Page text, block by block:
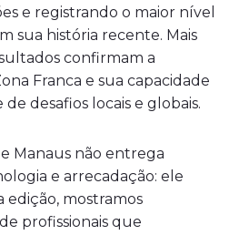
e registrando o maior nível
sua história recente. Mais
confirmam a
Franca e sua capacidade
desafios locais e globais.
Manaus não entrega
e arrecadação: ele
edição, mostramos
profissionais que